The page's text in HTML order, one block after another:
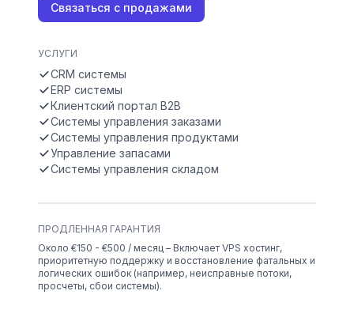
Связаться с продажами
УСЛУГИ
CRM системы
ERP системы
Клиентский портал B2B
Системы управления заказами
Системы управления продуктами
Управление запасами
Системы управления складом
ПРОДЛЕННАЯ ГАРАНТИЯ
Около €150 - €500 / месяц – Включает VPS хостинг,
приоритетную поддержку и восстановление фатальных и
логических ошибок (например, неисправные потоки,
просчеты, сбои системы).